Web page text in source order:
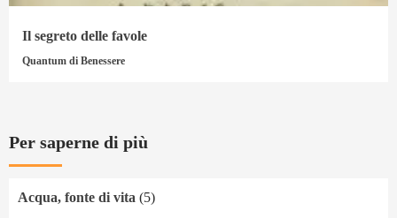
Il segreto delle favole
Quantum di Benessere
Per saperne di più
Acqua, fonte di vita (5)